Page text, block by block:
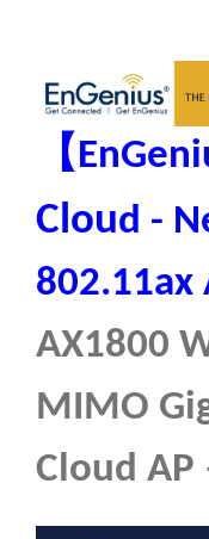
【
Cloud -
802.11ax
AX1800
MIMO
Cloud AP